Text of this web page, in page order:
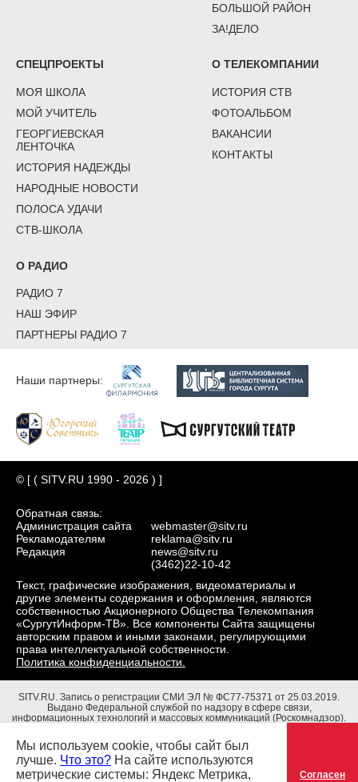
БОЛЬШОЙ РАЙОН
ЗА!ДЕЛО
СПЕЦПРОЕКТЫ
МОЯ ШКОЛА
МОЙ УЧИТЕЛЬ
ГЕОРГИЕВСКАЯ
ЛЕНТОЧКА
ИСТОРИЯ НАДЕЖДЫ
НАРОДНЫЕ НОВОСТИ
ПОЛОСА УДАЧИ
СТВ-ШКОЛА
О ТЕЛЕКОМПАНИИ
ИСТОРИЯ СТВ
ФОТОАЛЬБОМ
ВАКАНСИИ
КОНТАКТЫ
О РАДИО
РАДИО 7
НАШ ЭФИР
ПАРТНЕРЫ РАДИО 7
Наши партнеры:
© [ ( SITV.RU 1990 - 2026 ) ]
Обратная связь:
Администрация сайта
Рекламодателям
Редакция
webmaster@sitv.ru
reklama@sitv.ru
news@sitv.ru
(3462)22-10-42
Текст, графические изображения, видеоматериалы и
другие элементы содержания и оформления, являются
собственностью Акционерного Общества Телекомпания
«СургутИнформ-ТВ». Все компоненты Сайта защищены
авторским правом и иными законами, регулирующими
права интеллектуальной собственности.
Политика конфиденциальности.
SITV.RU. Запись о регистрации СМИ ЭЛ № ФС77-75371 от 25.03.2019.
Выдано Федеральной службой по надзору в сфере связи,
информационных технологий и массовых коммуникаций (Роскомнадзор).
Адрес редакции: 628403, Тюменская обл., ХМАО - Югра, г. Сургут, ул.
Маяковского, д. 16. Главный редактор: Чубенко В.Л.
Мы используем cookie, чтобы сайт был
лучше. Что это? На сайте используются
метрические системы: Яндекс Метрика,
Согласен